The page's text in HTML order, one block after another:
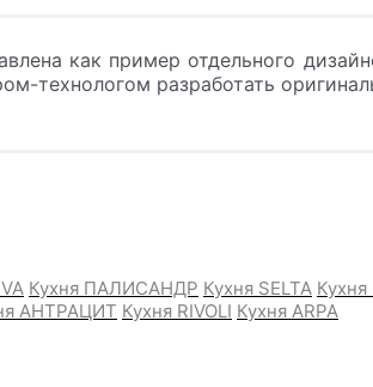
как пример отдельного
технологом разработать
Кухня ПАЛИСАНДР Кухня SELTA Кухня
АНТРАЦИТ Кухня RIVOLI Кухня ARPA